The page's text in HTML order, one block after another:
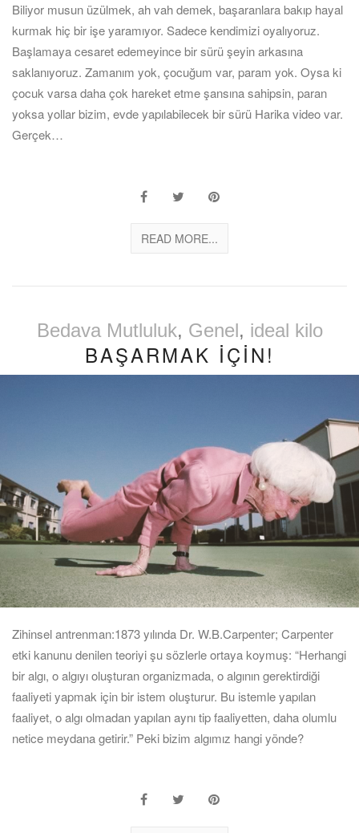
Biliyor musun üzülmek, ah vah demek, başaranlara bakıp hayal
kurmak hiç bir işe yaramıyor. Sadece kendimizi oyalıyoruz.
Başlamaya cesaret edemeyince bir sürü şeyin arkasına
saklanıyoruz. Zamanım yok, çocuğum var, param yok. Oysa ki
çocuk varsa daha çok hareket etme şansına sahipsin, paran
yoksa yollar bizim, evde yapılabilecek bir sürü Harika video var.
Gerçek…
READ MORE...
Bedava Mutluluk, Genel, ideal kilo
BAŞARMAK İÇİN!
Zihinsel antrenman:1873 yılında Dr. W.B.Carpenter; Carpenter
etki kanunu denilen teoriyi şu sözlerle ortaya koymuş: “Herhangi
bir algı, o algıyı oluşturan organizmada, o algının gerektirdiği
faaliyeti yapmak için bir istem oluşturur. Bu istemle yapılan
faaliyet, o algı olmadan yapılan aynı tip faaliyetten, daha olumlu
netice meydana getirir.” Peki bizim algımız hangi yönde?